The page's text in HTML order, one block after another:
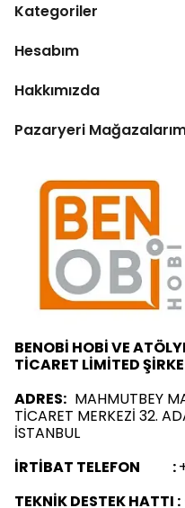
Kategoriler
Hesabım
Hakkımızda
Pazaryeri
BENOBİ HOBİ VE
TİCARET LİMİTED
ADRES: MAHMUTBEY
TİCARET MERKEZİ 32.
İSTANBUL
İRTİBAT TELEFON :
TEKNİK DESTEK HATTI :